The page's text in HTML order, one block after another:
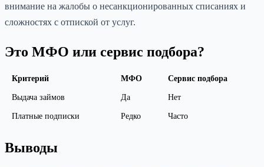
внимание на жалобы о несанкционированных списаниях и
сложностях с отпиской от услуг.
Это МФО или сервис подбора?
Критерий МФО Сервис подбора
Выдача займов Да Нет
Платные подписки Редко Часто
Выводы